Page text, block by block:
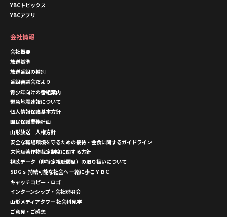
YBCトピックス
YBCアプリ
会社情報
会社概要
放送基準
放送番組の種別
番組審議会だより
青少年向けの番組案内
緊急地震速報について
個人情報保護基本方針
国民保護業務計画
山形放送 人権方針
安全な職場環境を守るための接待・会食に関するガイドライン
未管理著作物裁定制度に関する方針
視聴データ（非特定視聴履歴）の取り扱いについて
SDGｓ 持続可能な社会へ 一緒に歩こＹＢＣ
キャッチコピー・ロゴ
インターンシップ・会社説明会
山形メディアタワー 社会科見学
ご意見・ご感想